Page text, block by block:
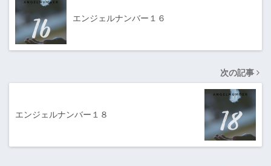
エンジェルナンバー１６
次の記事
エンジェルナンバー１８